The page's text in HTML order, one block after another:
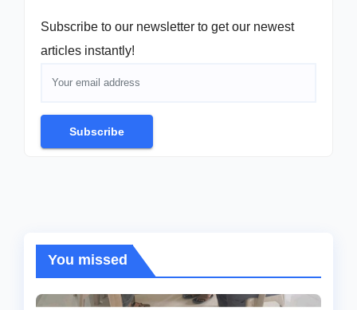
Subscribe to our newsletter to get our newest
articles instantly!
Subscribe
You missed